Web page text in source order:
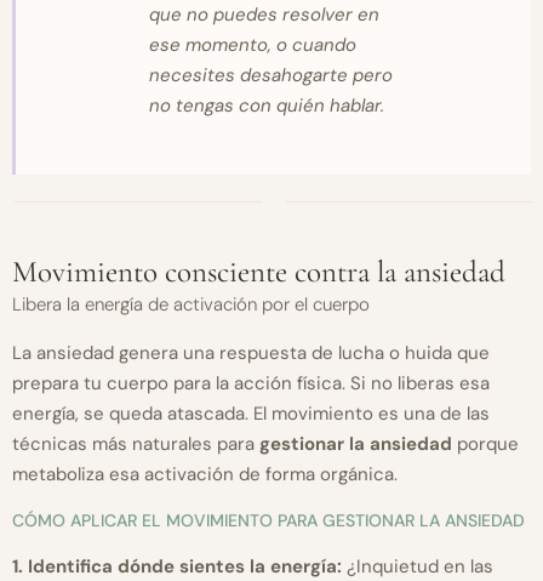
que no puedes resolver en
ese momento, o cuando
necesites desahogarte pero
no tengas con quién hablar.
Movimiento consciente contra la ansiedad
Libera la energía de activación por el cuerpo
La ansiedad genera una respuesta de lucha o huida que
prepara tu cuerpo para la acción física. Si no liberas esa
energía, se queda atascada. El movimiento es una de las
técnicas más naturales para gestionar la ansiedad porque
metaboliza esa activación de forma orgánica.
CÓMO APLICAR EL MOVIMIENTO PARA GESTIONAR LA ANSIEDAD
1. Identifica dónde sientes la energía: ¿Inquietud en las